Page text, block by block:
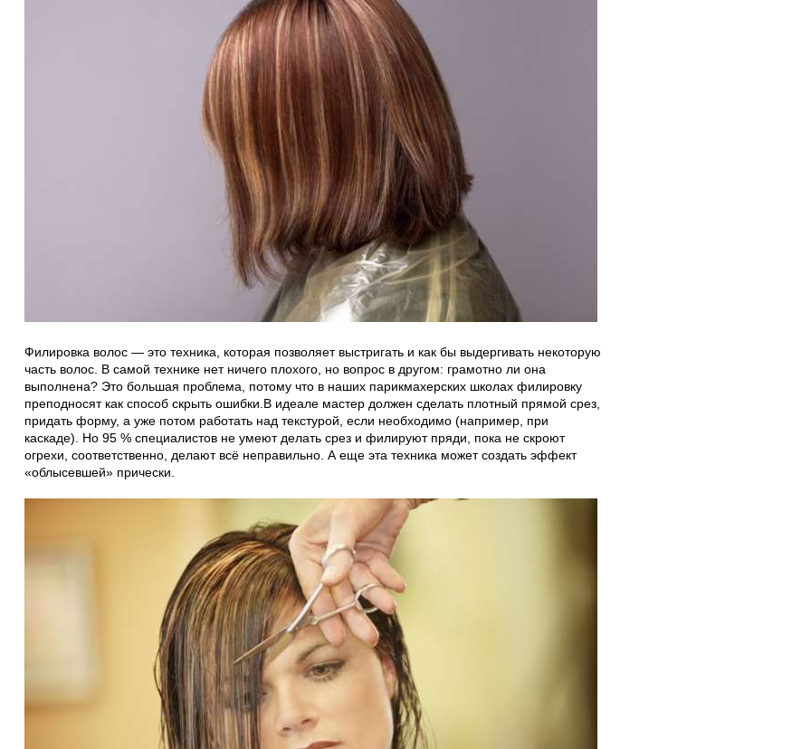
Филировка волос — это техника, которая позволяет выстригать и как бы выдергивать некоторую
часть волос. В самой технике нет ничего плохого, но вопрос в другом: грамотно ли она
выполнена? Это большая проблема, потому что в наших парикмахерских школах филировку
преподносят как способ скрыть ошибки.В идеале мастер должен сделать плотный прямой срез,
придать форму, а уже потом работать над текстурой, если необходимо (например, при
каскаде). Но 95 % специалистов не умеют делать срез и филируют пряди, пока не скроют
огрехи, соответственно, делают всё неправильно. А еще эта техника может создать эффект
«облысевшей» прически.